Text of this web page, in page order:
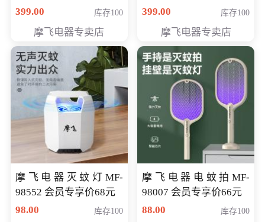
员专享价268元
399.00 库存100
摩飞电器专卖店
元
399.00 库存100
摩飞电器专卖店
摩飞电器灭蚊灯MF-
98552 会员专享价68元
98.00
库存100
摩飞电器电蚊拍MF-
98007 会员专享价66元
88.00
库存100